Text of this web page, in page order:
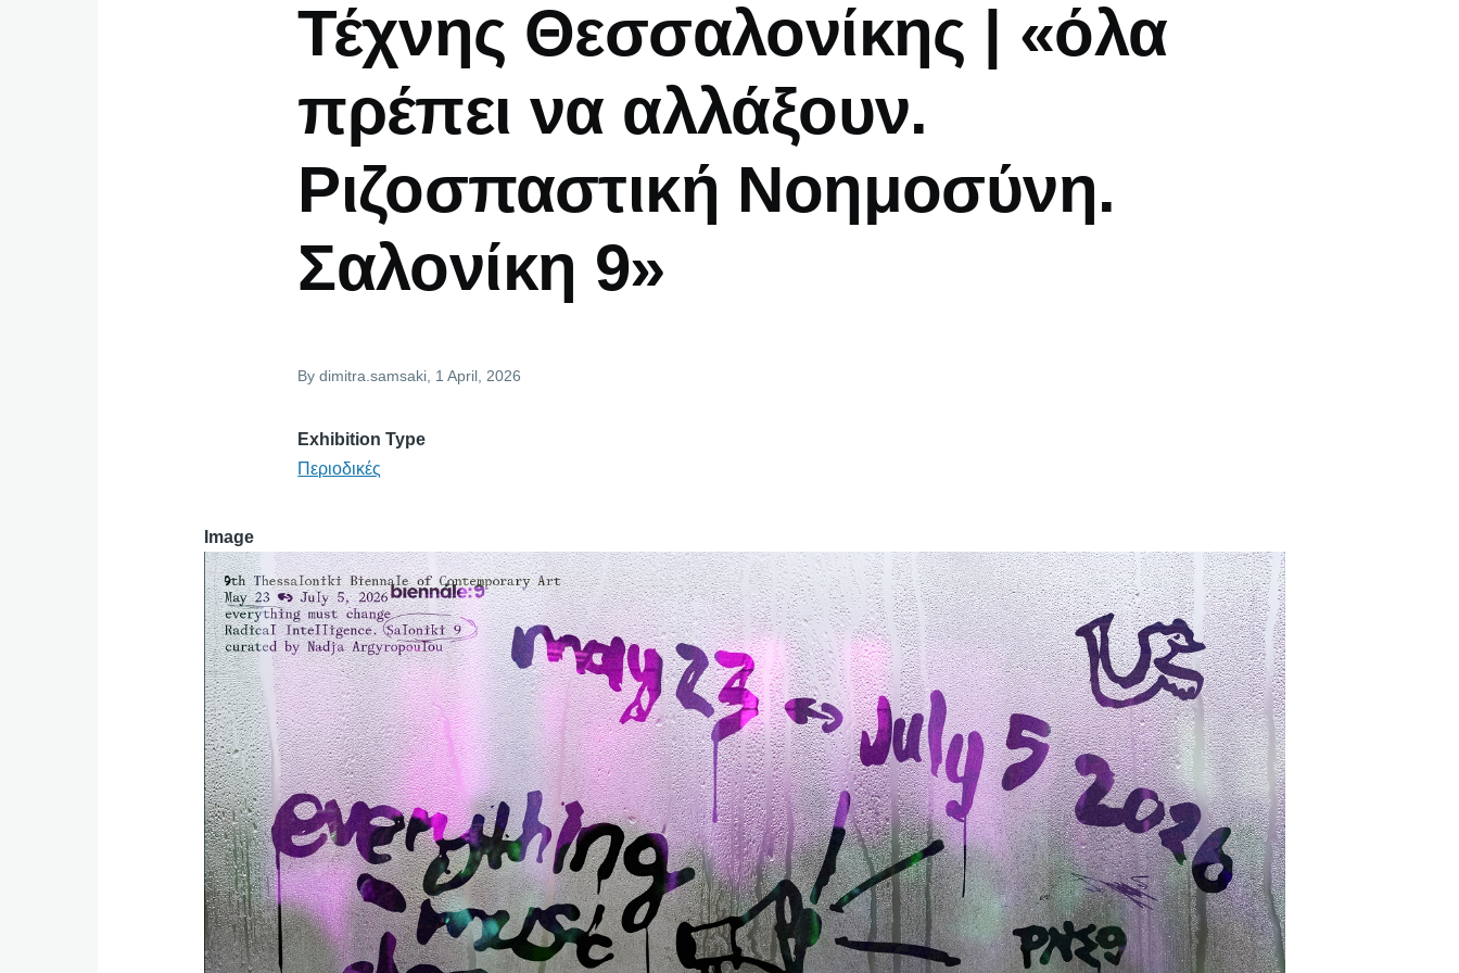
Τέχνης Θεσσαλονίκης | «όλα
πρέπει να αλλάξουν.
Ριζοσπαστική Νοημοσύνη.
Σαλονίκη 9»
Bydimitra.samsaki , 1 April, 2026
Exhibition Type
Περιοδικές
Image